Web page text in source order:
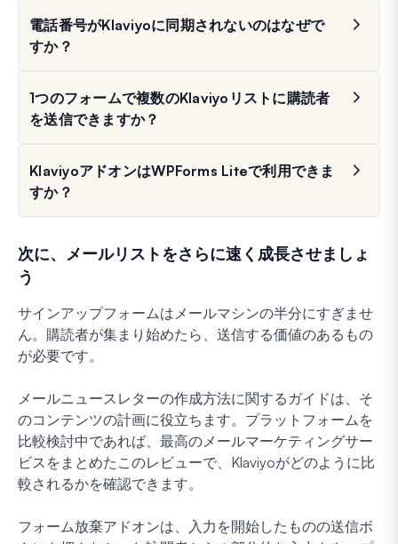
電話番号がKlaviyoに同期されないのはなぜで
すか？
1つのフォームで複数のKlaviyoリストに購読者
を送信できますか？
KlaviyoアドオンはWPForms Liteで利用できま
すか？
次に、メールリストをさらに速く成長させましょ
う
サインアップフォームはメールマシンの半分にすぎませ
ん。購読者が集まり始めたら、送信する価値のあるもの
が必要です。
メールニュースレターの作成方法に関するガイドは、そ
のコンテンツの計画に役立ちます。プラットフォームを
比較検討中であれば、最高のメールマーケティングサー
ビスをまとめたこのレビューで、Klaviyoがどのように比
較されるかを確認できます。
フォーム放棄アドオンは、入力を開始したものの送信ボ